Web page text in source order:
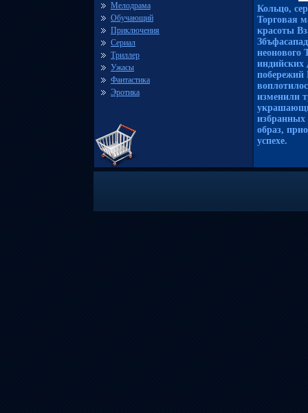
Мелодрама
Обучающий
Приключения
Сериал
Триллер
Ужасы
Фантастика
Эротика
Кольцо,
Торговая
красоты
неонового
индийских
побережий
изменили
избранных
образ,
успехе.